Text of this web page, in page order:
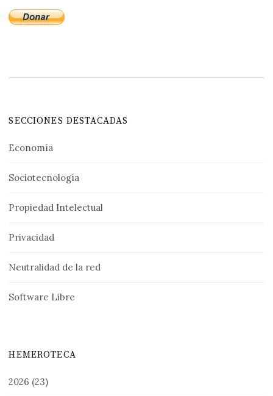
SECCIONES DESTACADAS
Economía
Sociotecnología
Propiedad Intelectual
Privacidad
Neutralidad de la red
Software Libre
HEMEROTECA
2026 (23)